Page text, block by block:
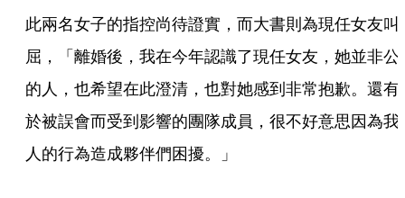
此兩名女子的指控尚待證實，而大書則為現任女友叫
屈，「離婚後，我在今年認識了現任女友，她並非公
的人，也希望在此澄清，也對她感到非常抱歉。還有
於被誤會而受到影響的團隊成員，很不好意思因為我
人的行為造成夥伴們困擾。」